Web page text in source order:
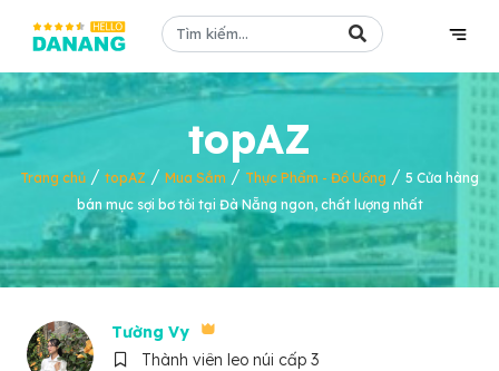
topAZ
Trang chủ / topAZ / Mua Sắm / Thực Phẩm - Đồ Uống / 5 Cửa hàng
bán mực sợi bơ tỏi tại Đà Nẵng ngon, chất lượng nhất
Tường Vy
Thành viên leo núi cấp 3